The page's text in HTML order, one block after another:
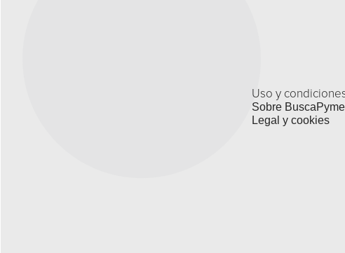
Uso y
Sobre
Legal y cookies